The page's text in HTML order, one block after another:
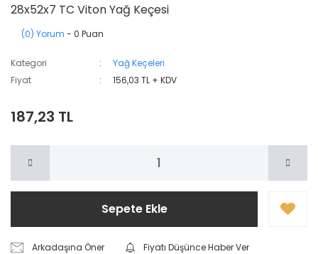
28x52x7 TC Viton Yağ Keçesi
(0) Yorum - 0 Puan
Kategori
Yağ Keçeleri
Fiyat
156,03 TL + KDV
187,23 TL
Sepete Ekle
Arkadaşına Öner
Fiyatı Düşünce Haber Ver